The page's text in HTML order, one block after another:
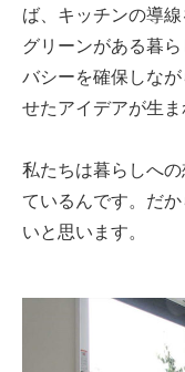
ば、キッチンの導
グリーンがある暮
バシーを確保しな
せたアイデアが生ま
私たちは暮らしへ
ているんです。だ
いと思います。